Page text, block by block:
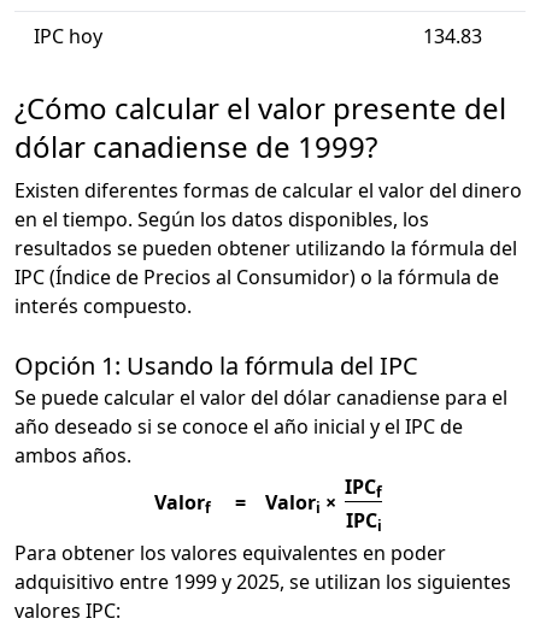
IPC hoy 134.83
¿Cómo calcular el valor presente del
dólar canadiense de 1999?
Existen diferentes formas de calcular el valor del dinero
en el tiempo. Según los datos disponibles, los
resultados se pueden obtener utilizando la fórmula del
IPC (Índice de Precios al Consumidor) o la fórmula de
interés compuesto.
Opción 1: Usando la fórmula del IPC
Se puede calcular el valor del dólar canadiense para el
año deseado si se conoce el año inicial y el IPC de
ambos años.
Valorf = Valori ×
IPCf
IPCi
Para obtener los valores equivalentes en poder
adquisitivo entre 1999 y 2025, se utilizan los siguientes
valores IPC: